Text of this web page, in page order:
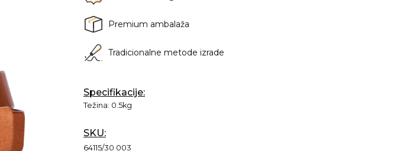
Premium ambalaža
Tradicionalne metode izrade
Specifikacije:
Težina: 0.5kg
SKU:
64115/30 003